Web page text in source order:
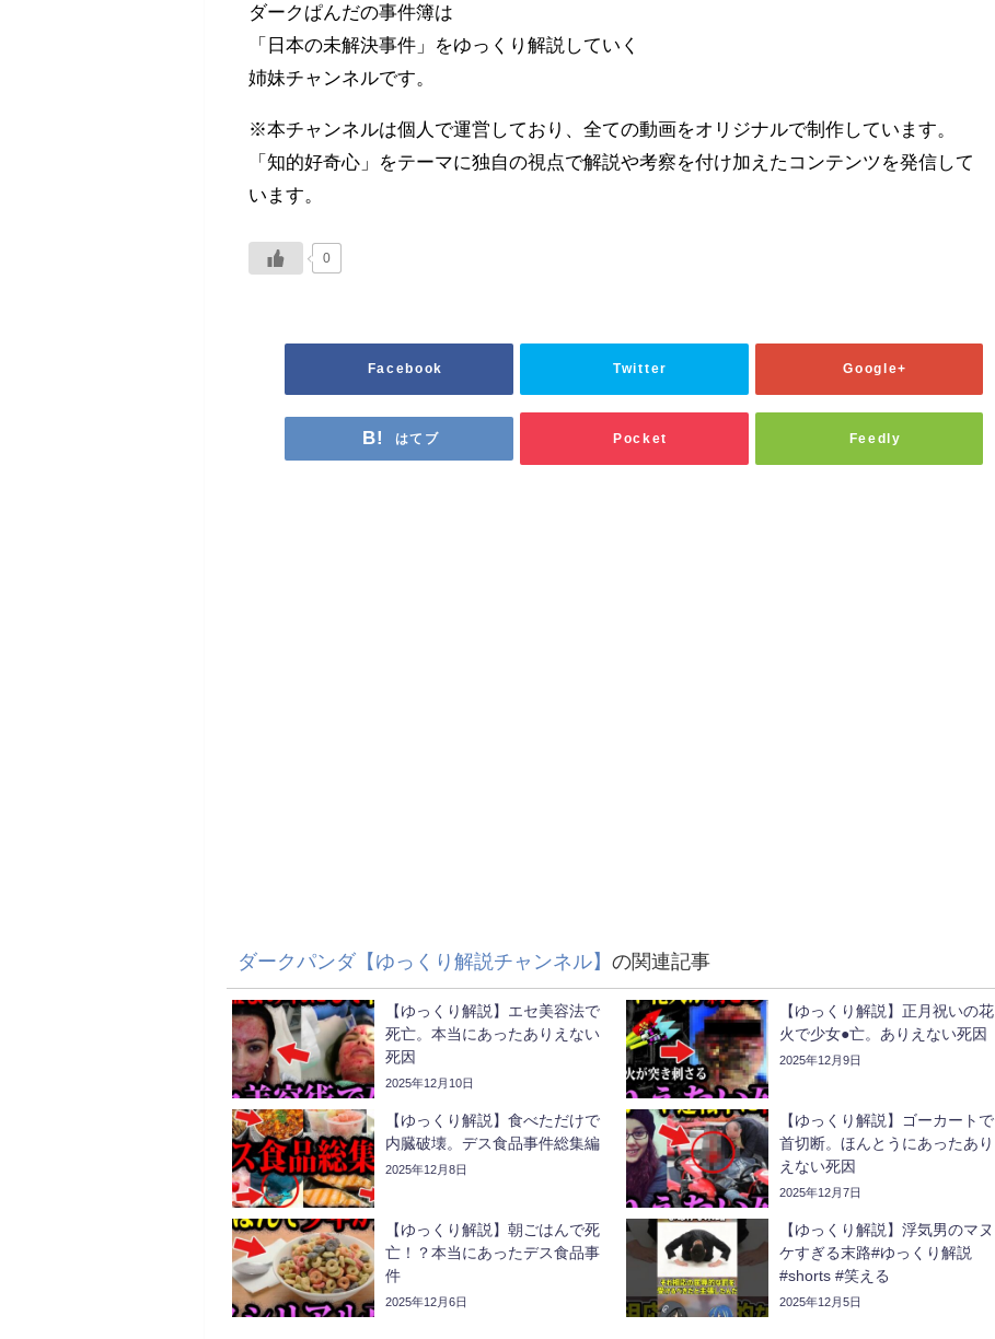
ダークぱんだの事件簿は
「日本の未解決事件」をゆっくり解説していく
姉妹チャンネルです。
※本チャンネルは個人で運営しており、全ての動画をオリジナルで制作しています。
「知的好奇心」をテーマに独自の視点で解説や考察を付け加えたコンテンツを発信して
います。
0
Facebook Twitter Google+
はてブ Pocket Feedly
ダークパンダ【ゆっくり解説チャンネル】の関連記事
【ゆっくり解説】エセ美容法で
死亡。本当にあったありえない
死因
2025年12月10日
【ゆっくり解説】正月祝いの花
火で少女●亡。ありえない死因
2025年12月9日
【ゆっくり解説】食べただけで
内臓破壊。デス食品事件総集編
2025年12月8日
【ゆっくり解説】ゴーカートで
首切断。ほんとうにあったあり
えない死因
2025年12月7日
【ゆっくり解説】朝ごはんで死
亡！？本当にあったデス食品事
件
2025年12月6日
【ゆっくり解説】浮気男のマヌ
ケすぎる末路#ゆっくり解説
#shorts #笑える
2025年12月5日